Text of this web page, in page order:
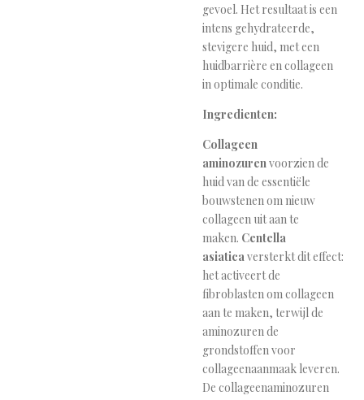
gevoel. Het resultaat is een
intens gehydrateerde,
stevigere huid, met een
huidbarrière en collageen
in optimale conditie.
Ingredienten:
Collageen
aminozuren voorzien de
huid van de essentiële
bouwstenen om nieuw
collageen uit aan te
maken. Centella
asiatica versterkt dit effect:
het activeert de
fibroblasten om collageen
aan te maken, terwijl de
aminozuren de
grondstoffen voor
collageenaanmaak leveren.
De collageenaminozuren